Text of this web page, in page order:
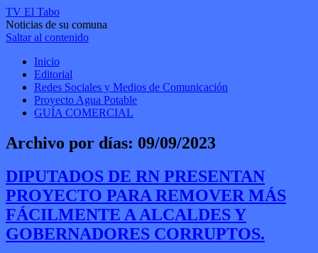
TV El Tabo
Noticias de su comuna
Saltar al contenido
Inicio
Editorial
Redes Sociales y Medios de Comunicación
Proyecto Agua Potable
GUÍA COMERCIAL
Archivo por días: 09/09/2023
DIPUTADOS DE RN PRESENTAN
PROYECTO PARA REMOVER MÁS
FÁCILMENTE A ALCALDES Y
GOBERNADORES CORRUPTOS.